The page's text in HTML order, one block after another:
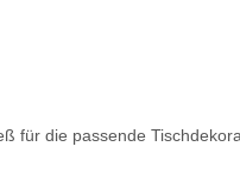
für die passende